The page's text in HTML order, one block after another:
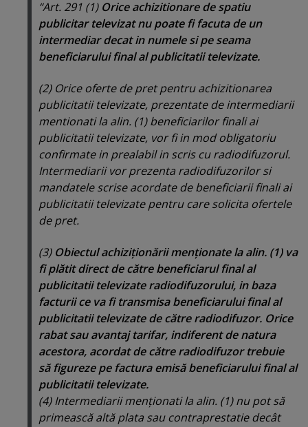
“Art. 291 (1)Orice achizitionare de spatiu
publicitar televizat nu poate fi facuta de un
intermediar decat in numele si pe seama
beneficiarului final al publicitatii televizate.
(2) Orice oferte de pret pentru achizitionarea
publicitatii televizate, prezentate de intermediarii
mentionati la alin. (1) beneficiarilor finali ai
publicitatii televizate, vor fi in mod obligatoriu
confirmate in prealabil in scris cu radiodifuzorul.
Intermediarii vor prezenta radiodifuzorilor si
mandatele scrise acordate de beneficiarii finali ai
publicitatii televizate pentru care solicita ofertele
de pret.
(3) Obiectul achiziţionării menţionate la alin. (1) va
fi plătit direct de către beneficiarul final al
publicitatii televizate radiodifuzorului, in baza
facturii ce va fi transmisa beneficiarului final al
publicitatii televizate de către radiodifuzor. Orice
rabat sau avantaj tarifar, indiferent de natura
acestora, acordat de către radiodifuzor trebuie
să figureze pe factura emisă beneficiarului final al
publicitatii televizate.
(4) Intermediarii menţionati la alin. (1) nu pot să
primească altă plata sau contraprestatie decât